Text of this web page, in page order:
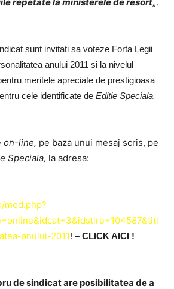
sunt invitati sa voteze Forta Legii
anului 2011 si la nivelul
meritele apreciate de prestigioasa
cele identificate de Editie Speciala.
on-line, pe baza unui mesaj scris, pe
Speciala, la adresa:
mod.php?
anului-2011! – CLICK AICI !
sindicat are posibilitatea de a